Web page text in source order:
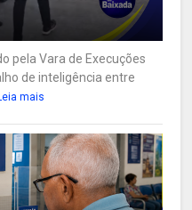
pela Vara de Execuções
de inteligência entre
mais